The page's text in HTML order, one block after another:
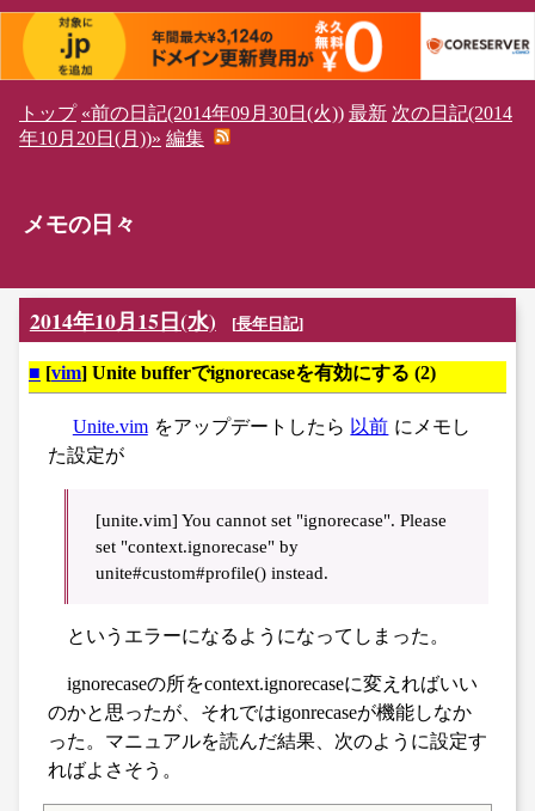
トップ «前の日記(2014年09月30日(火)) 最新 次の日記(2014
年10月20日(月))» 編集
メモの日々
2014年10月15日(水) [長年日記]
■ [vim] Unite bufferでignorecaseを有効にする (2)
Unite.vim をアップデートしたら 以前 にメモし
た設定が
[unite.vim] You cannot set "ignorecase". Please
set "context.ignorecase" by
unite#custom#profile() instead.
というエラーになるようになってしまった。
ignorecaseの所をcontext.ignorecaseに変えればいい
のかと思ったが、それではigonrecaseが機能しなか
った。マニュアルを読んだ結果、次のように設定す
ればよさそう。